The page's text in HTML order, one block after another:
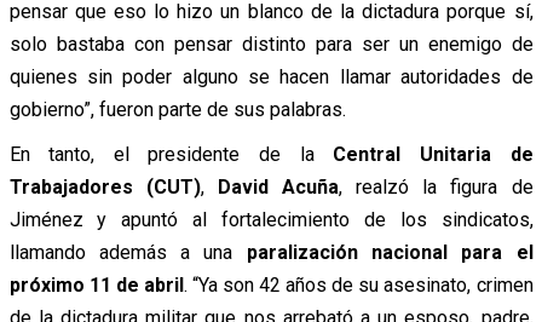
pensar que eso lo hizo un blanco de la dictadura porque sí,
solo bastaba con pensar distinto para ser un enemigo de
quienes sin poder alguno se hacen llamar autoridades de
gobierno”, fueron parte de sus palabras.
En tanto, el presidente de la Central Unitaria de
Trabajadores (CUT), David Acuña, realzó la figura de
Jiménez y apuntó al fortalecimiento de los sindicatos,
llamando además a una paralización nacional para el
próximo 11 de abril . “Ya son 42 años de su asesinato, crimen